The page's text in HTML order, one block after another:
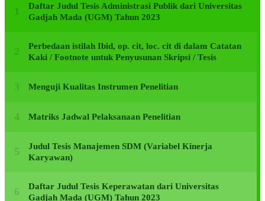
Daftar Judul Tesis Administrasi Publik dari Universitas
Gadjah Mada (UGM) Tahun 2023
Perbedaan istilah Ibid, op. cit, loc. cit di dalam Catatan
Kaki / Footnote untuk Penyusunan Skripsi / Tesis
Menguji Kualitas Instrumen Penelitian
Matriks Jadwal Pelaksanaan Penelitian
Judul Tesis Manajemen SDM (Variabel Kinerja
Karyawan)
Daftar Judul Tesis Keperawatan dari Universitas
Gadjah Mada (UGM) Tahun 2023